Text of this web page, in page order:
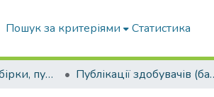
Пошук за критеріями Статистика
Конференції, збірки, публікації молодих вчених і здобувачів : магістрів, бакалаврів, аспірантів. Публікації